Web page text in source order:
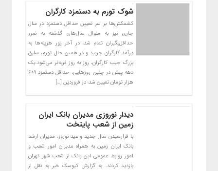
شوک تورم به دستمزد کارگران
کشمکش‌ها بر سر تعیین حداقل دستمزد در سال
جاری نیز به منوال سال‌های گذشته به ضرر
حداقل‌بگیران تمام شد؛ در آخر زور هزینه‌ها به
درآمد کارگران چربید و در همین حال تورم، سارق
بزرگ جیب کارگران، روز به روز فربه‌تر می‌شود.یک
دهه پیش در چنین روزهایی، حداقل دستمزد ۶۰۹
هزار تومان تعیین شد؛ در فروردین […]
دیدار نوروزی مدیران بانک ایران
زمین از شعب پایتخت
با فرارسیدن سال جدید و عید نوروز، مدیران ارشد
بانک ایران زمین به همراه مدیران امور شعب و
امور روابط عمومی این بانک از شعب شهر تهران
بازدید کردند. به گزارش کیوسک خبر به نقل از